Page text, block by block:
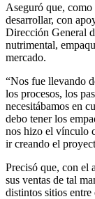
Aseguró que, como
desarrollar, con
Dirección General
nutrimental,
mercado.
“Nos fue llevando
los procesos, los
necesitábamos en
debo tener los
nos hizo el vínculo
ir creando el
Precisó que, con el
sus ventas de tal
distintos sitios entre